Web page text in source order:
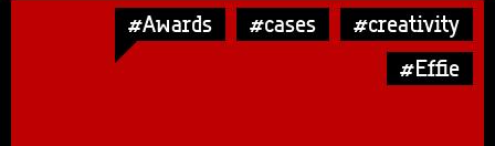
#Awards #cases
#creativity
#Effie